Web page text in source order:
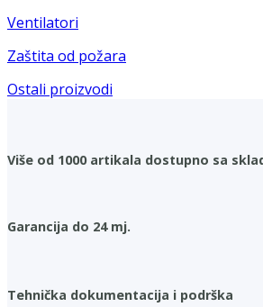
Ventilatori
Zaštita od požara
Ostali proizvodi
Više od 1000 artikala dostupno sa
Garancija do 24 mj.
Tehnička dokumentacija i podrška